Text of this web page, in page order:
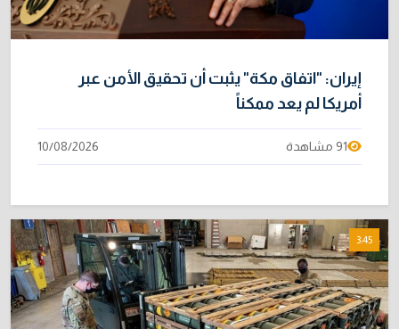
إيران: "اتفاق مكة" يثبت أن تحقيق الأمن عبر
أمريكا لم يعد ممكناً
91 مشاهدة 10/08/2026
3:45